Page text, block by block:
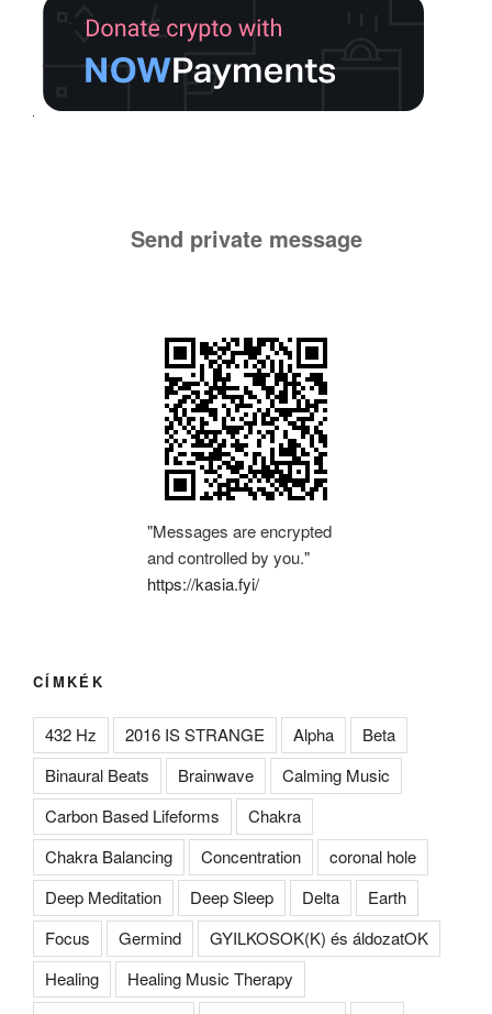
Send private message
"Messages are encrypted
and controlled by you."
https://kasia.fyi/
CÍMKÉK
432 Hz 2016 IS STRANGE Alpha
Beta
Binaural Beats
Brainwave
Calming Music
Carbon Based Lifeforms
Chakra
Chakra Balancing
Concentration
coronal hole
Deep Meditation
Deep Sleep Delta
Earth
Focus
Germind
GYILKOSOK(K) és áldozatOK
Healing
Healing Music Therapy